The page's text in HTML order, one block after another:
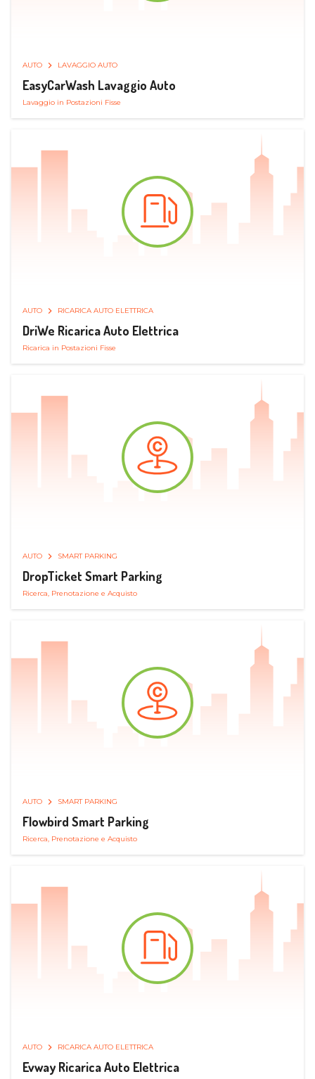
AUTO LAVAGGIO AUTO
EasyCarWash Lavaggio Auto
Lavaggio in Postazioni Fisse
AUTO RICARICA AUTO ELETTRICA
DriWe Ricarica Auto Elettrica
Ricarica in Postazioni Fisse
AUTO SMART PARKING
DropTicket Smart Parking
Ricerca, Prenotazione e Acquisto
AUTO SMART PARKING
Flowbird Smart Parking
Ricerca, Prenotazione e Acquisto
AUTO RICARICA AUTO ELETTRICA
Evway Ricarica Auto Elettrica